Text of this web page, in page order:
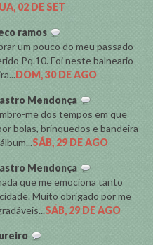
02 DE SET
ramos
um pouco do meu passado
Pq.10. Foi neste balneario
DOM, 30 DE AGO
Mendonça
me dos tempos em que
bolas, brinquedos e bandeira
SÁB, 29 DE AGO
Mendonça
que me emociona tanto
Muito obrigado por me
SÁB, 29 DE AGO